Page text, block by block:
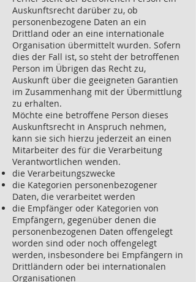
Auskunftsrecht darüber zu, ob
personenbezogene Daten an ein
Drittland oder an eine internationale
Organisation übermittelt wurden. Sofern
dies der Fall ist, so steht der betroffenen
Person im Übrigen das Recht zu,
Auskunft über die geeigneten Garantien
im Zusammenhang mit der Übermittlung
zu erhalten.
Möchte eine betroffene Person dieses
Auskunftsrecht in Anspruch nehmen,
kann sie sich hierzu jederzeit an einen
Mitarbeiter des für die Verarbeitung
Verantwortlichen wenden.
die Verarbeitungszwecke
die Kategorien personenbezogener
Daten, die verarbeitet werden
die Empfänger oder Kategorien von
Empfängern, gegenüber denen die
personenbezogenen Daten offengelegt
worden sind oder noch offengelegt
werden, insbesondere bei Empfängern in
Drittländern oder bei internationalen
Organisationen